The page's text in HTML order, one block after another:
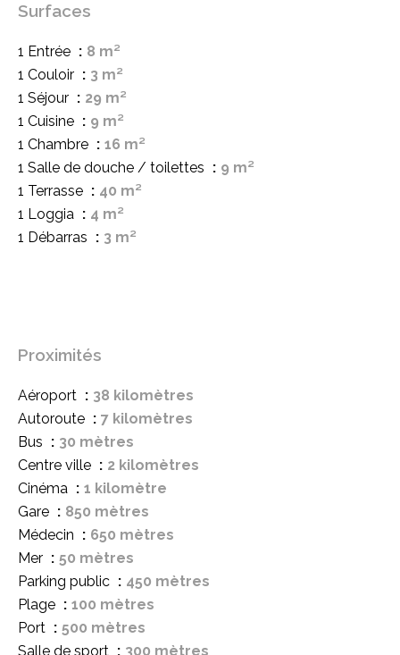
Surfaces
1 Entrée
8 m²
1 Couloir
3 m²
1 Séjour
29 m²
1 Cuisine
9 m²
1 Chambre
16 m²
1 Salle de douche / toilettes
9 m²
1 Terrasse
40 m²
1 Loggia
4 m²
1 Débarras
3 m²
Proximités
Aéroport
38 kilomètres
Autoroute
7 kilomètres
Bus
30 mètres
Centre ville
2 kilomètres
Cinéma
1 kilomètre
Gare
850 mètres
Médecin
650 mètres
Mer
50 mètres
Parking public
450 mètres
Plage
100 mètres
Port
500 mètres
Salle de sport
300 mètres